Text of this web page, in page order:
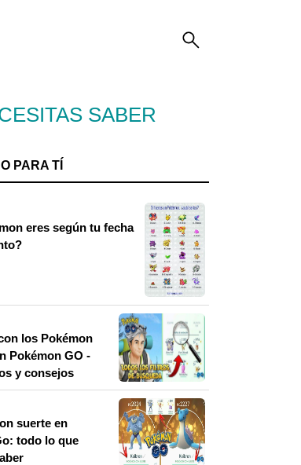
SABER
PARA TÍ
eres según tu fecha
los Pokémon
Pokémon GO -
y consejos
suerte en
todo lo que